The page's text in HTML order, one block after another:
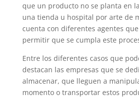
que un producto no se planta en
una tienda u hospital por arte de
cuenta con diferentes agentes
permitir que se cumpla este
Entre los diferentes casos que
destacan las empresas que se
almacenar, que lleguen a
momento o transportar estos